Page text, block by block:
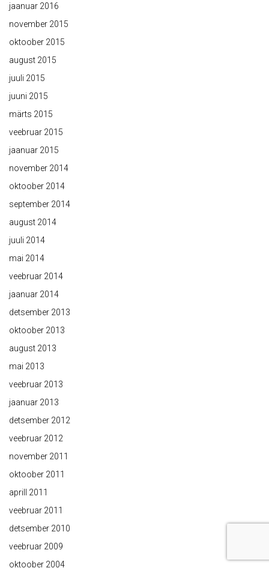
jaanuar 2016
november 2015
oktoober 2015
august 2015
juuli 2015
juuni 2015
märts 2015
veebruar 2015
jaanuar 2015
november 2014
oktoober 2014
september 2014
august 2014
juuli 2014
mai 2014
veebruar 2014
jaanuar 2014
detsember 2013
oktoober 2013
august 2013
mai 2013
veebruar 2013
jaanuar 2013
detsember 2012
veebruar 2012
november 2011
oktoober 2011
aprill 2011
veebruar 2011
detsember 2010
veebruar 2009
oktoober 2004